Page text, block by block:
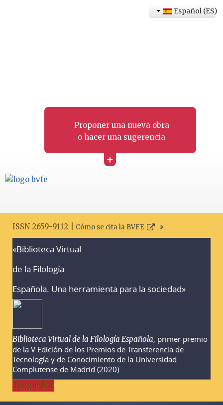
Proponer una nueva obra
o hacer una sugerencia
+
Español (ES)
ISSN 2659-9112 | Cómo se cita la BVFE
«Biblioteca Virtual
de la Filología
Española. Una herramienta para la sociedad»
Biblioteca Virtual de la Filología Española, primer premio
de la V Edición de los Premios de Transferencia de
Tecnología y de Conocimiento de la Universidad
Complutense de Madrid (2020)
Toggle Bar